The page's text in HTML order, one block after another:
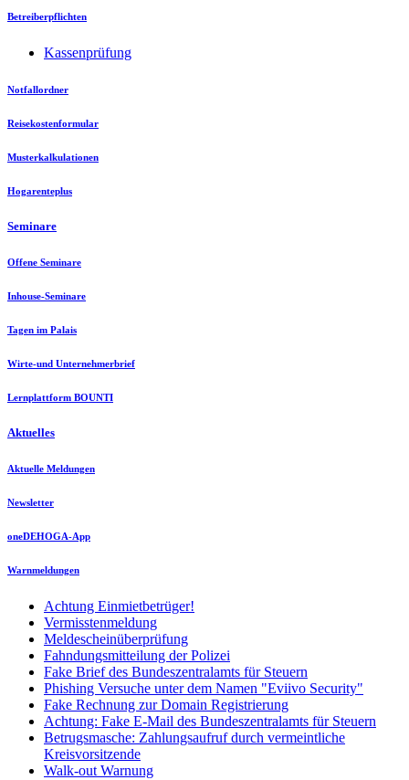
Betreiberpflichten
Kassenprüfung
Notfallordner
Reisekostenformular
Musterkalkulationen
Hogarenteplus
Seminare
Offene Seminare
Inhouse-Seminare
Tagen im Palais
Wirte-und Unternehmerbrief
Lernplattform BOUNTI
Aktuelles
Aktuelle Meldungen
Newsletter
oneDEHOGA-App
Warnmeldungen
Achtung Einmietbetrüger!
Vermisstenmeldung
Meldescheinüberprüfung
Fahndungsmitteilung der Polizei
Fake Brief des Bundeszentralamts für Steuern
Phishing Versuche unter dem Namen "Eviivo Security"
Fake Rechnung zur Domain Registrierung
Achtung: Fake E-Mail des Bundeszentralamts für Steuern
Betrugsmasche: Zahlungsaufruf durch vermeintliche
Kreisvorsitzende
Walk-out Warnung